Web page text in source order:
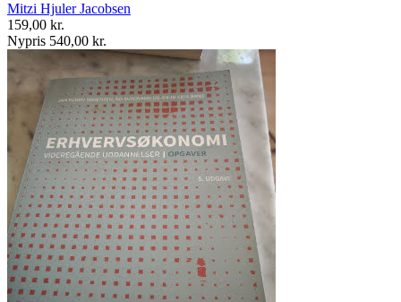
Mitzi Hjuler Jacobsen
159,00 kr.
Nypris 540,00 kr.